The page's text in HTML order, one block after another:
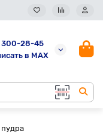
28-45
в MAX
пудра